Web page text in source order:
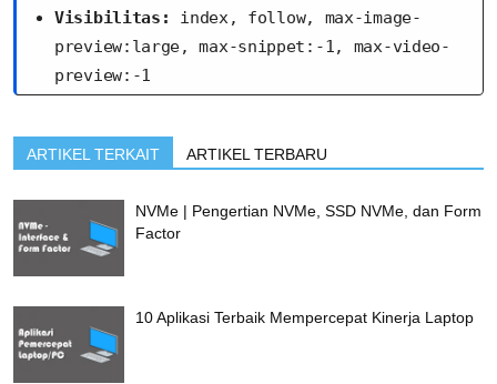
Visibilitas:
index, follow, max-image-
preview:large, max-snippet:-1, max-video-
preview:-1
ARTIKEL TERKAIT ARTIKEL TERBARU
NVMe | Pengertian NVMe, SSD NVMe, dan Form
Factor
10 Aplikasi Terbaik Mempercepat Kinerja Laptop